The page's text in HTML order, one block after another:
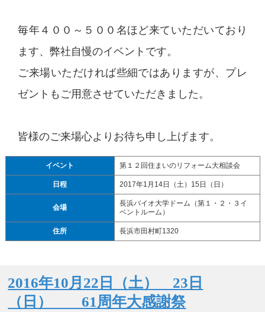
毎年４００～５００名ほど来ていただいており
ます、弊社自慢のイベントです。
ご来場いただければ些細ではありますが、プレ
ゼントもご用意させていただきました。
皆様のご来場心よりお待ち申し上げます。
イベント 第１２回住まいのリフォーム大相談会
日程 2017年1月14日（土）15日（日）
会場
長浜バイオ大学ドーム（第１・２・３イ
ベントルーム）
住所 長浜市田村町1320
2016年10月22日（土） 23日
（日） 61周年大感謝祭